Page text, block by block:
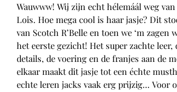
Wauwww! Wij zijn echt hélemáál weg
Lois. Hoe mega cool is haar jasje? Dit
van Scotch R’Belle en toen we ‘m zagen
het eerste gezicht! Het super zachte leer,
details, de voering en de franjes aan de
elkaar maakt dit jasje tot een échte
echte leren jacks vaak erg prijzig… Voor